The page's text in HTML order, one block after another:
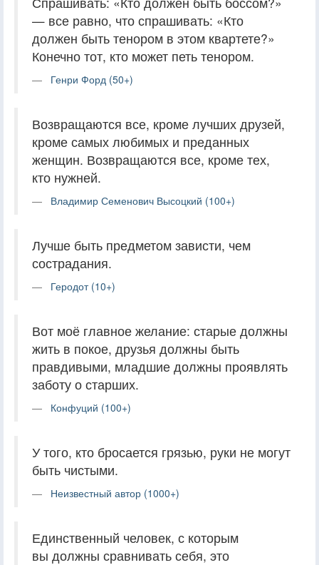
— все равно, что спрашивать: «Кто
должен быть тенором в этом квартете?»
Конечно тот, кто может петь тенором.
Генри Форд (50+)
Возвращаются все, кроме лучших друзей,
кроме самых любимых и преданных
женщин. Возвращаются все, кроме тех,
кто нужней.
Владимир Семенович Высоцкий (100+)
Лучше быть предметом зависти, чем
сострадания.
Геродот (10+)
Вот моё главное желание: старые должны
жить в покое, друзья должны быть
правдивыми, младшие должны проявлять
заботу о старших.
Конфуций (100+)
У того, кто бросается грязью, руки не могут
быть чистыми.
Неизвестный автор (1000+)
Единственный человек, с которым
вы должны сравнивать себя, это